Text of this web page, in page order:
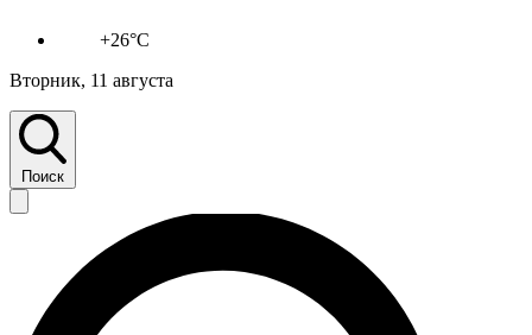
+26°C
Вторник, 11 августа
Поиск